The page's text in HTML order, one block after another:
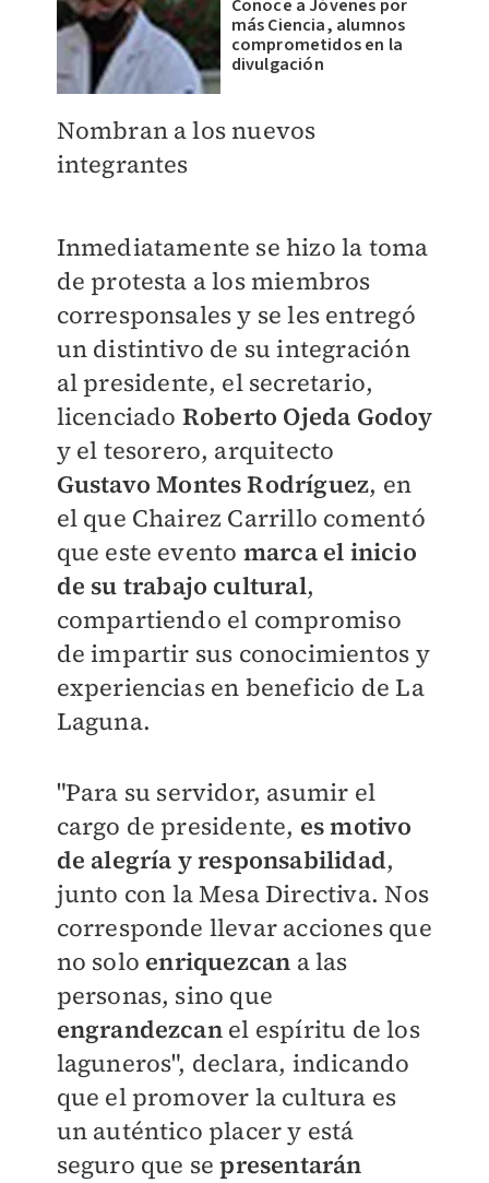
Conoce a Jóvenes por
más Ciencia, alumnos
comprometidos en la
divulgación
Nombran a los nuevos
integrantes
Inmediatamente se hizo la toma
de protesta a los miembros
corresponsales y se les entregó
un distintivo de su integración
al presidente, el secretario,
licenciado Roberto Ojeda Godoy
y el tesorero, arquitecto
Gustavo Montes Rodríguez, en
el que Chairez Carrillo comentó
que este evento marca el inicio
de su trabajo cultural,
compartiendo el compromiso
de impartir sus conocimientos y
experiencias en beneficio de La
Laguna.
"Para su servidor, asumir el
cargo de presidente, es motivo
de alegría y responsabilidad,
junto con la Mesa Directiva. Nos
corresponde llevar acciones que
no solo enriquezcan a las
personas, sino que
engrandezcan el espíritu de los
laguneros", declara, indicando
que el promover la cultura es
un auténtico placer y está
seguro que sepresentarán